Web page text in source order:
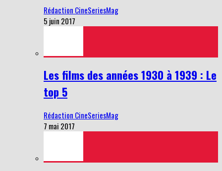
Rédaction CineSeriesMag
5 juin 2017
Les films des années 1930 à 1939 : Le
top 5
Rédaction CineSeriesMag
7 mai 2017